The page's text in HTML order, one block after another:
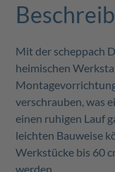
Mit der scheppach
heimischen
verschrauben, was
einen ruhigen Lauf
leichten Bauweise
Werkstücke bis 60
werden.